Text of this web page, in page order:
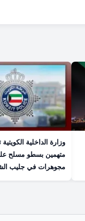
وزارة الداخلية
متهمين بسطو مسلح
مجوهرات في جليب